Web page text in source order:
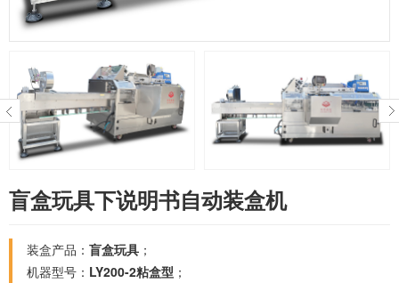
盲盒玩具下说明书自动装盒机
装盒产品： 盲盒玩具 ；
机器型号： LY200-2粘盒型 ；